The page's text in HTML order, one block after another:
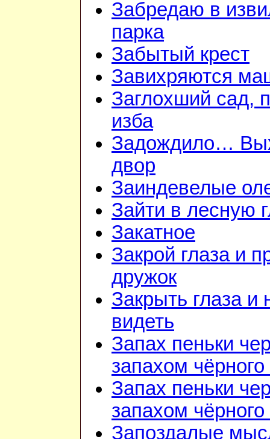
Забредаю в
парка
Забытый крест
Завихряются
Заглохший сад,
изба
Задождило…
двор
Заиндевелые
Зайти в лесную
Закатное
Закрой глаза и
дружок
Закрыть глаза и
видеть
Запах пеньки
запахом
Запах пеньки
запахом
Запоздалые